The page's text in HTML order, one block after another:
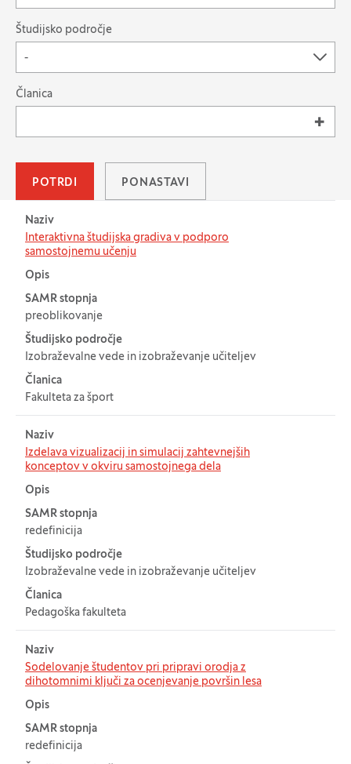
Študijsko področje
-
Išči po: Članica
Članica
POTRDI PONASTAVI
Naziv
Interaktivna študijska gradiva v podporo
samostojnemu učenju
Opis
SAMR stopnja
preoblikovanje
Študijsko področje
Izobraževalne vede in izobraževanje učiteljev
Članica
Fakulteta za šport
Naziv
Izdelava vizualizacij in simulacij zahtevnejših
konceptov v okviru samostojnega dela
Opis
SAMR stopnja
redefinicija
Študijsko področje
Izobraževalne vede in izobraževanje učiteljev
Članica
Pedagoška fakulteta
Naziv
Sodelovanje študentov pri pripravi orodja z
dihotomnimi ključi za ocenjevanje površin lesa
Opis
SAMR stopnja
redefinicija